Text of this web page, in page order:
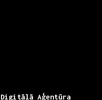
Digitālā Aģentūra